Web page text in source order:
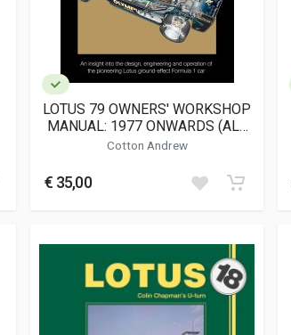
LOTUS 79 OWNERS' WORKSHOP
MANUAL: 1977 ONWARDS (ALL
MODELS)
Cotton Andrew
€ 35,00